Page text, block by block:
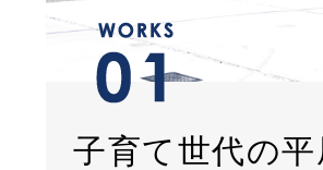
子育て世代の平